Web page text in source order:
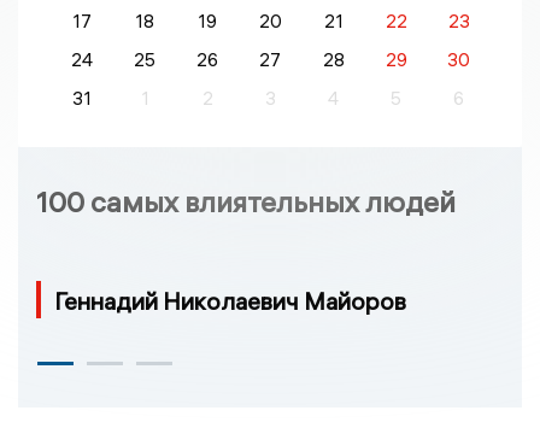
17
18 19 20 21 22
23
24
25 26 27 28 29
30
31
1 2 3 4 5 6
100 самых влиятельных людей
Геннадий Николаевич Майоров